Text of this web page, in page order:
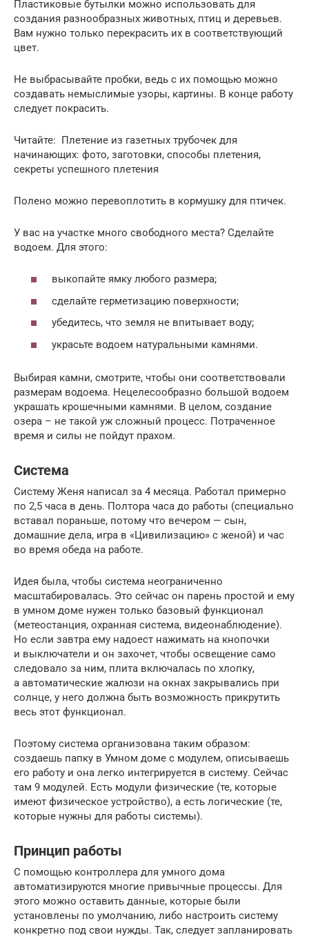
Пластиковые бутылки можно использовать для
создания разнообразных животных, птиц и деревьев.
Вам нужно только перекрасить их в соответствующий
цвет.
Не выбрасывайте пробки, ведь с их помощью можно
создавать немыслимые узоры, картины. В конце работу
следует покрасить.
Читайте: Плетение из газетных трубочек для
начинающих: фото, заготовки, способы плетения,
секреты успешного плетения
Полено можно перевоплотить в кормушку для птичек.
У вас на участке много свободного места? Сделайте
водоем. Для этого:
выкопайте ямку любого размера;
сделайте герметизацию поверхности;
убедитесь, что земля не впитывает воду;
украсьте водоем натуральными камнями.
Выбирая камни, смотрите, чтобы они соответствовали
размерам водоема. Нецелесообразно большой водоем
украшать крошечными камнями. В целом, создание
озера – не такой уж сложный процесс. Потраченное
время и силы не пойдут прахом.
Система
Систему Женя написал за 4 месяца. Работал примерно
по 2,5 часа в день. Полтора часа до работы (специально
вставал пораньше, потому что вечером — сын,
домашние дела, игра в «Цивилизацию» с женой) и час
во время обеда на работе.
Идея была, чтобы система неограниченно
масштабировалась. Это сейчас он парень простой и ему
в умном доме нужен только базовый функционал
(метеостанция, охранная система, видеонаблюдение).
Но если завтра ему надоест нажимать на кнопочки
и выключатели и он захочет, чтобы освещение само
следовало за ним, плита включалась по хлопку,
а автоматические жалюзи на окнах закрывались при
солнце, у него должна быть возможность прикрутить
весь этот функционал.
Поэтому система организована таким образом:
создаешь папку в Умном доме с модулем, описываешь
его работу и она легко интегрируется в систему. Сейчас
там 9 модулей. Есть модули физические (те, которые
имеют физическое устройство), а есть логические (те,
которые нужны для работы системы).
Принцип работы
С помощью контроллера для умного дома
автоматизируются многие привычные процессы. Для
этого можно оставить данные, которые были
установлены по умолчанию, либо настроить систему
конкретно под свои нужды. Так, следует запланировать